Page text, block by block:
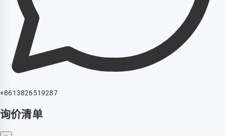
+8613826519287
询价清单